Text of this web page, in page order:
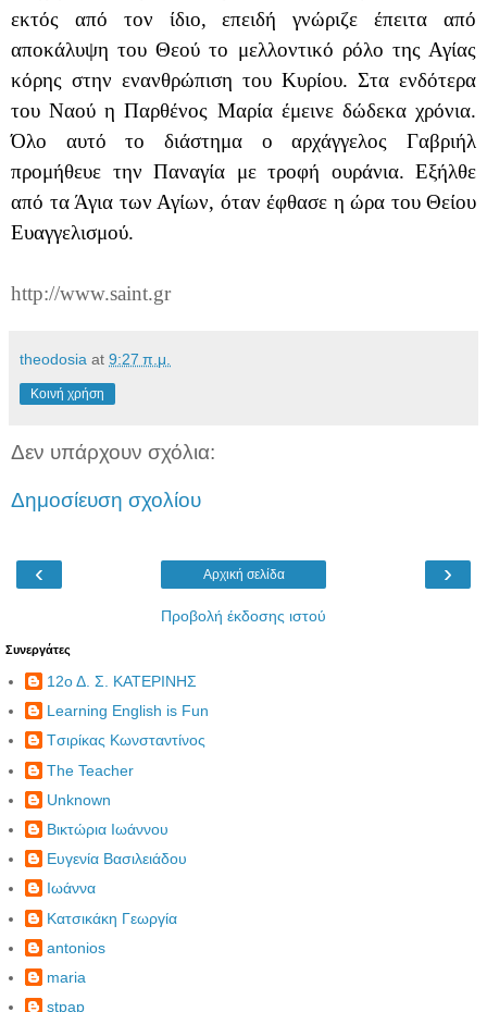
εκτός από τον ίδιο, επειδή γνώριζε έπειτα από
αποκάλυψη του Θεού το μελλοντικό ρόλο της Αγίας
κόρης στην ενανθρώπιση του Κυρίου. Στα ενδότερα
του Ναού η Παρθένος Μαρία έμεινε δώδεκα χρόνια.
Όλο αυτό το διάστημα ο αρχάγγελος Γαβριήλ
προμήθευε την Παναγία με τροφή ουράνια. Εξήλθε
από τα Άγια των Αγίων, όταν έφθασε η ώρα του Θείου
Ευαγγελισμού.
http://www.saint.gr
theodosia at 9:27 π.μ.
Κοινή χρήση
Δεν υπάρχουν σχόλια:
Δημοσίευση σχολίου
‹ ›
Αρχική σελίδα
Προβολή έκδοσης ιστού
Συνεργάτες
12ο Δ. Σ. ΚΑΤΕΡΙΝΗΣ
Learning English is Fun
Tσιρίκας Κωνσταντίνος
The Teacher
Unknown
Βικτώρια Ιωάννου
Ευγενία Βασιλειάδου
Ιωάννα
Κατσικάκη Γεωργία
antonios
maria
stpap